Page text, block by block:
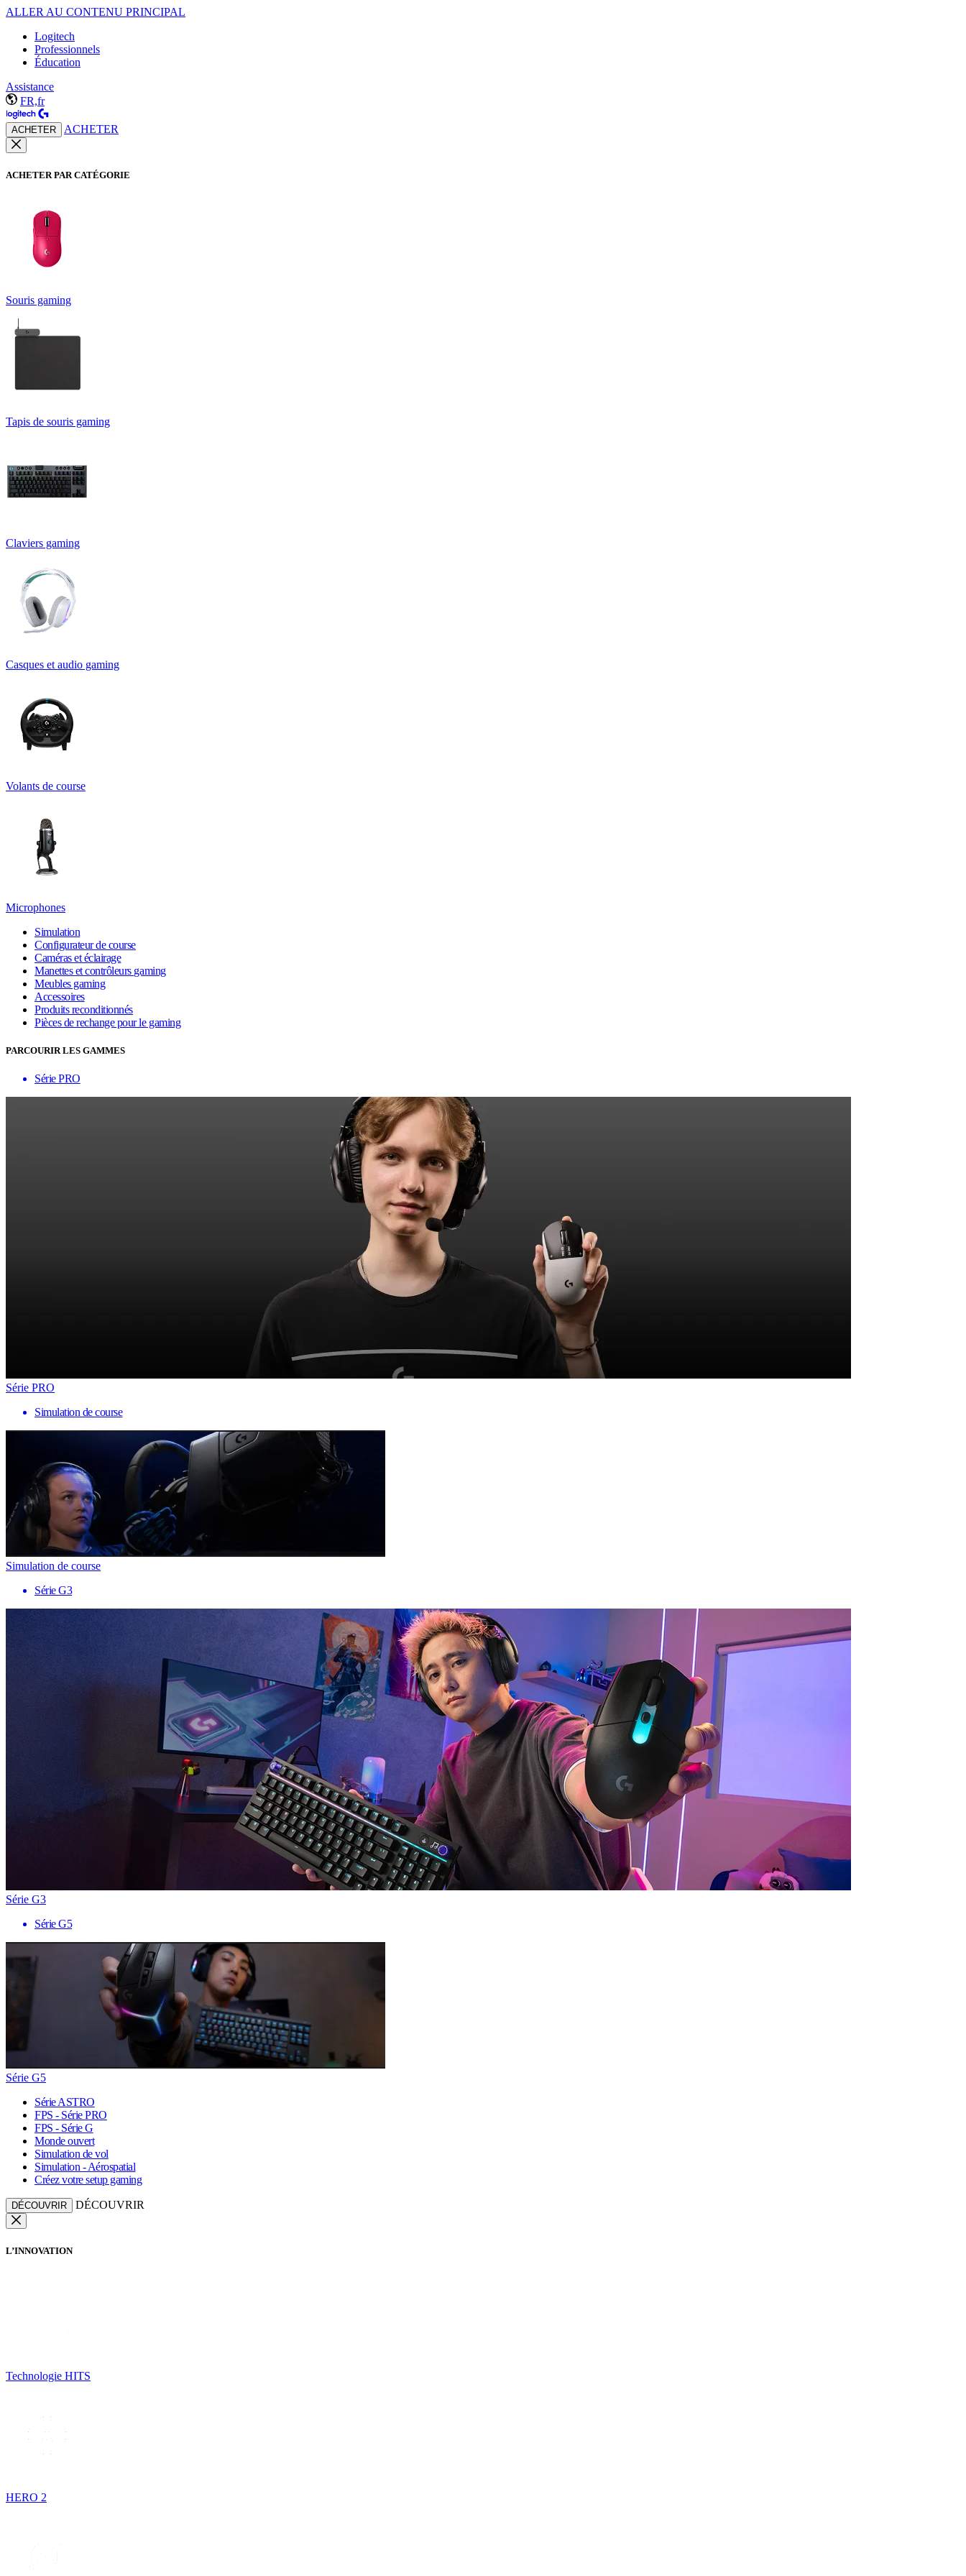
ALLER AU CONTENU PRINCIPAL
Logitech
Professionnels
Éducation
Assistance
FR,fr
ACHETER ACHETER
ACHETER PAR CATÉGORIE
Souris gaming
Tapis de souris gaming
Claviers gaming
Casques et audio gaming
Volants de course
Microphones
Simulation
Configurateur de course
Caméras et éclairage
Manettes et contrôleurs gaming
Meubles gaming
Accessoires
Produits reconditionnés
Pièces de rechange pour le gaming
PARCOURIR LES GAMMES
Série PRO
Série PRO
Simulation de course
Simulation de course
Série G3
Série G3
Série G5
Série G5
Série ASTRO
FPS - Série PRO
FPS - Série G
Monde ouvert
Simulation de vol
Simulation - Aérospatial
Créez votre setup gaming
DÉCOUVRIR DÉCOUVRIR
L’INNOVATION
Technologie HITS
HERO 2